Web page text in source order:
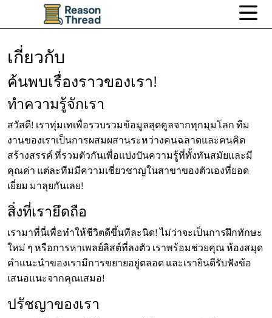
เกี่ยวกับ
ค้นพบเรื่องราวของเรา!
ทำความรู้จักเรา
สวัสดี! เราทุ่มเทเพื่อรวบรวมข้อมูลสุดคูลจากทุกมุมโลก ทีม
งานของเราเป็นการผสมผสานระหว่างคนฉลาดและคนคิด
สร้างสรรค์ ที่รวมตัวกันเพื่อแบ่งปันความรู้ที่ทั้งทันสมัยและมี
คุณค่า แต่ละทีมมีความเชี่ยวชาญในสาขาของตัวเองที่ยอด
เยี่ยม มาลุยกันเลย!
สิ่งที่เรายึดถือ
เรามาที่นี่เพื่อทำให้ชีวิตดีขึ้นทีละนิด! ไม่ว่าจะเป็นการฝึกทักษะ
ใหม่ ๆ หรือการหาเพลย์ลิสต์ที่ลงตัว เราพร้อมช่วยคุณ ห้องสมุด
คำแนะนำของเรามีการขยายอยู่ตลอด และเรายินดีรับฟังข้อ
เสนอแนะจากคุณเสมอ!
ปรัชญาของเรา